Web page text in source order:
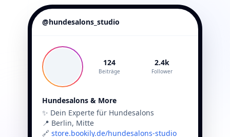
@hundesalons_studio
124
Beiträge
2.4k
Follower
Hundesalons & More
✨ Dein Experte für Hundesalons
📍 Berlin, Mitte
🔗 store.bookily.de/hundesalons-studio